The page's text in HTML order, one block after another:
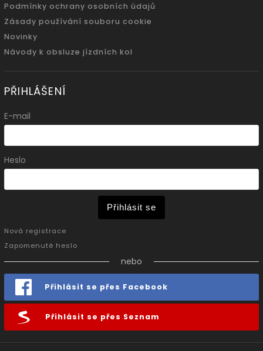
Podmínky ochrany osobních údajů
Zásady používání souboru cookie
Novinky
Návody k obsluze jízdních kol
PŘIHLÁŠENÍ
E-mail
Heslo
Přihlásit se
Nová registrace
Zapomenuté heslo
nebo
Přihlásit se přes Facebook
Přihlásit se přes Seznam